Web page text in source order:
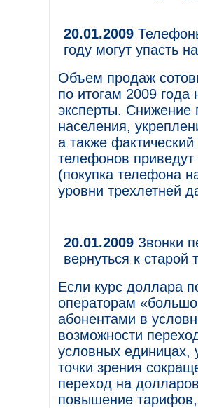
20.01.2009
году могут упасть
Объем продаж
по итогам 2009
эксперты. Снижение
населения,
а также
телефонов приведут
(покупка телефона
уровни трехлетней
20.01.2009 Звонки
вернуться к старой
Если курс доллара
операторам
абонентами в
возможности
условных
точки зрения
переход на
повышение тарифов,